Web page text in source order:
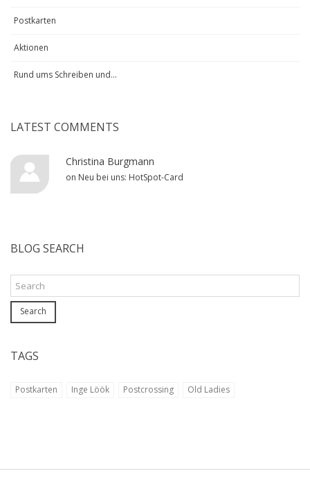
Postkarten
Aktionen
Rund ums Schreiben und...
LATEST COMMENTS
Christina Burgmann
on Neu bei uns: HotSpot-Card
BLOG SEARCH
Search
TAGS
Postkarten Inge Löök Postcrossing Old Ladies